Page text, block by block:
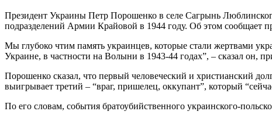
Президент Украины Петр Порошенко в селе Сагрынь
подразделений Армии Крайовой в 1944 году. Об этом сообщает
Мы глубоко чтим память украинцев, которые стали жертвами
Украине, в частности на Волыни в 1943-44 годах”, – сказал он,
Порошенко сказал, что первый человеческий и христианский
выигрывает третий – “враг, пришелец, оккупант”, который
По его словам, события братоубийственного украинского-